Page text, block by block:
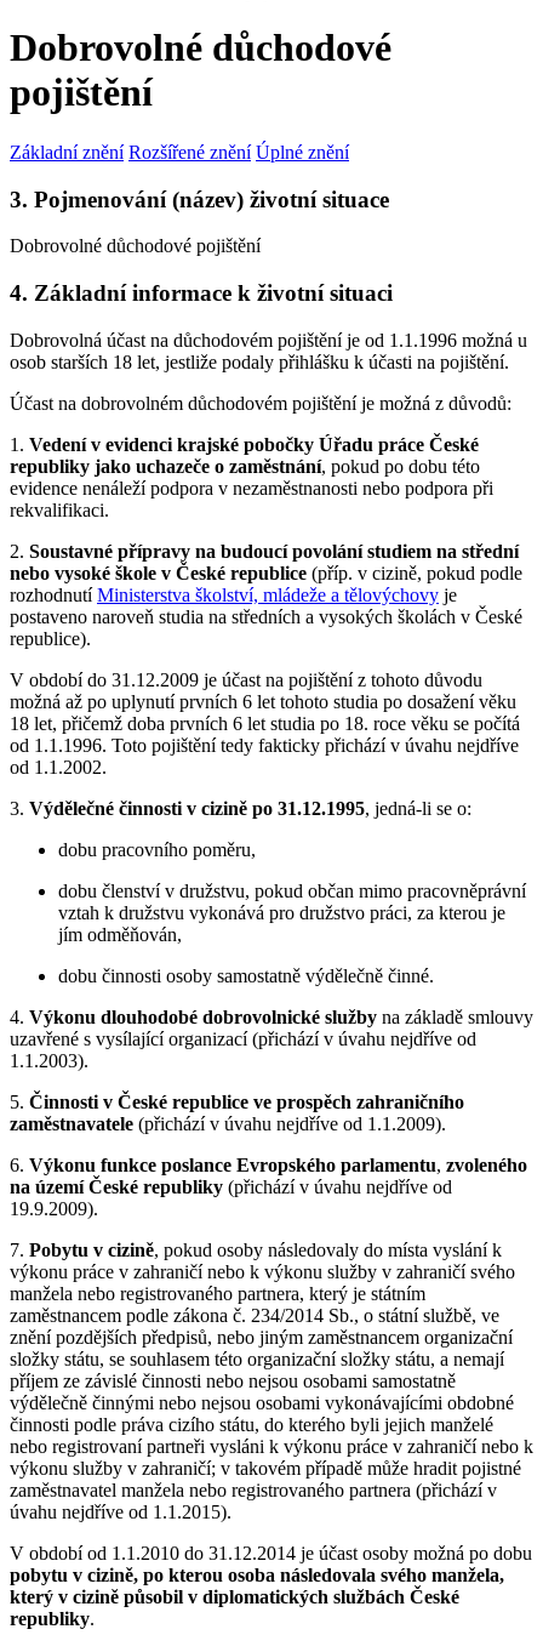
Dobrovolné důchodové
pojištění
Základní znění Rozšířené znění Úplné znění
3. Pojmenování (název) životní situace
Dobrovolné důchodové pojištění
4. Základní informace k životní situaci
Dobrovolná účast na důchodovém pojištění je od 1.1.1996 možná u
osob starších 18 let, jestliže podaly přihlášku k účasti na pojištění.
Účast na dobrovolném důchodovém pojištění je možná z důvodů:
1. Vedení v evidenci krajské pobočky Úřadu práce České
republiky jako uchazeče o zaměstnání, pokud po dobu této
evidence nenáleží podpora v nezaměstnanosti nebo podpora při
rekvalifikaci.
2. Soustavné přípravy na budoucí povolání studiem na střední
nebo vysoké škole v České republice (příp. v cizině, pokud podle
rozhodnutíMinisterstva školství, mládeže a tělovýchovy je
postaveno naroveň studia na středních a vysokých školách v České
republice).
V období do 31.12.2009 je účast na pojištění z tohoto důvodu
možná až po uplynutí prvních 6 let tohoto studia po dosažení věku
18 let, přičemž doba prvních 6 let studia po 18. roce věku se počítá
od 1.1.1996. Toto pojištění tedy fakticky přichází v úvahu nejdříve
od 1.1.2002.
3. Výdělečné činnosti v cizině po 31.12.1995, jedná-li se o:
dobu pracovního poměru,
dobu členství v družstvu, pokud občan mimo pracovněprávní
vztah k družstvu vykonává pro družstvo práci, za kterou je
jím odměňován,
dobu činnosti osoby samostatně výdělečně činné.
4. Výkonu dlouhodobé dobrovolnické služby na základě smlouvy
uzavřené s vysílající organizací (přichází v úvahu nejdříve od
1.1.2003).
5. Činnosti v České republice ve prospěch zahraničního
zaměstnavatele (přichází v úvahu nejdříve od 1.1.2009).
6. Výkonu funkce poslance Evropského parlamentu, zvoleného
na území České republiky (přichází v úvahu nejdříve od
19.9.2009).
7. Pobytu v cizině, pokud osoby následovaly do místa vyslání k
výkonu práce v zahraničí nebo k výkonu služby v zahraničí svého
manžela nebo registrovaného partnera, který je státním
zaměstnancem podle zákona č. 234/2014 Sb., o státní službě, ve
znění pozdějších předpisů, nebo jiným zaměstnancem organizační
složky státu, se souhlasem této organizační složky státu, a nemají
příjem ze závislé činnosti nebo nejsou osobami samostatně
výdělečně činnými nebo nejsou osobami vykonávajícími obdobné
činnosti podle práva cizího státu, do kterého byli jejich manželé
nebo registrovaní partneři vysláni k výkonu práce v zahraničí nebo k
výkonu služby v zahraničí; v takovém případě může hradit pojistné
zaměstnavatel manžela nebo registrovaného partnera (přichází v
úvahu nejdříve od 1.1.2015).
V období od 1.1.2010 do 31.12.2014 je účast osoby možná po dobu
pobytu v cizině, po kterou osoba následovala svého manžela,
který v cizině působil v diplomatických službách České
republiky.